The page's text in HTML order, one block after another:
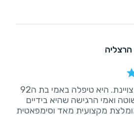
הרצליה
ד״ר מאשה רופאה מצויינת. היא טיפלה באמי בת ה92
ואמי הרגישה שהיא בידיים
מקצועית מאד וסימפאטית